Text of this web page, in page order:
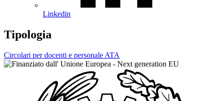
Linkedin
Tipologia
Circolari per docenti e personale ATA